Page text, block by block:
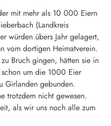
mit mehr als 10 000 Eiern
(Landkreis
würden übers Jahr gelagert,
vom dortigen Heimatverein.
Bruch gingen, hätten sie in
um die 1000 Eier
Girlanden gebunden.
trotzdem nicht gewesen.
als wir uns noch alle zum